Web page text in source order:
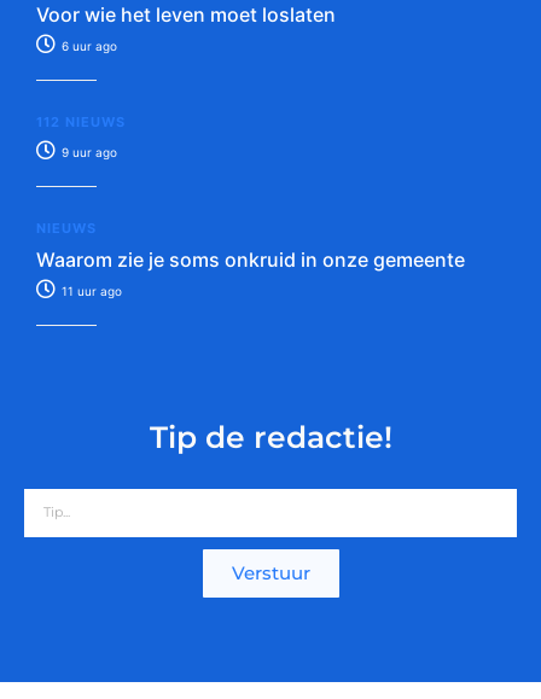
Voor wie het leven moet loslaten
6 uur ago
112 NIEUWS
9 uur ago
NIEUWS
Waarom zie je soms onkruid in onze gemeente
11 uur ago
Tip de redactie!
Verstuur